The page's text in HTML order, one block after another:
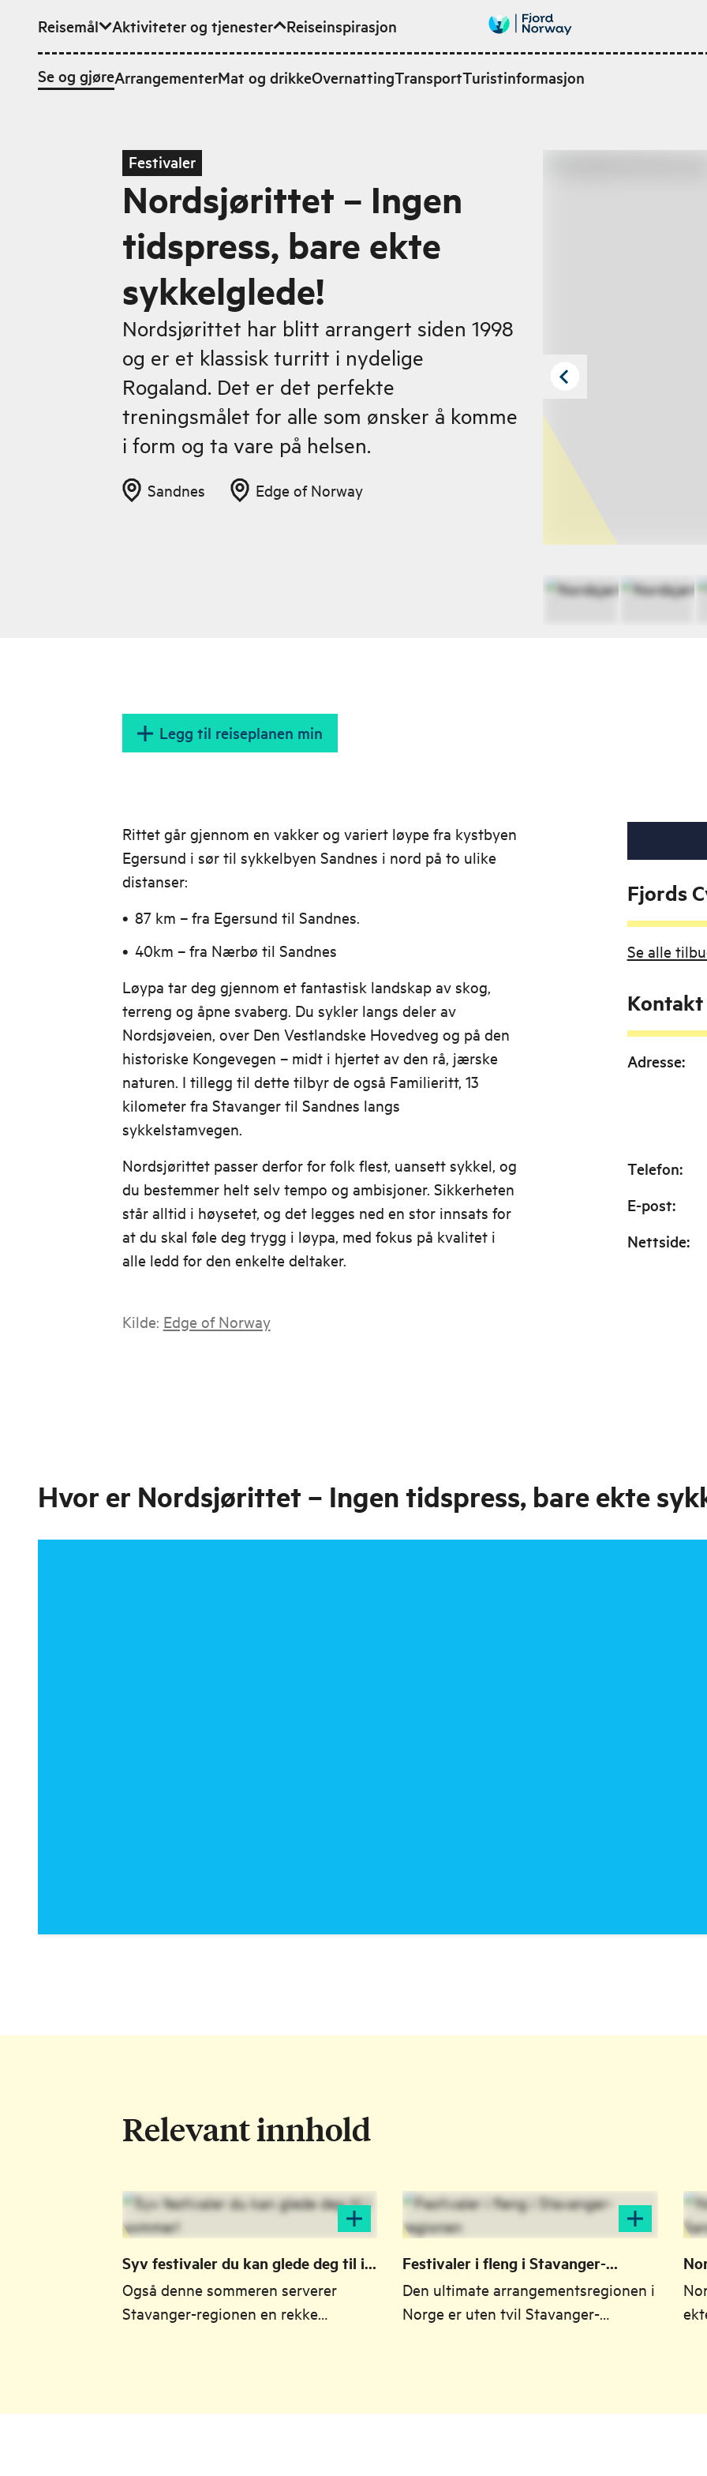
Hopp til hovedinnhold
Reisemål Aktiviteter og tjenester
Se og gjøreArrangementerMat og drikkeOvernattingTransportTuristinformasjon
Reiseinspirasjon
Festivaler
Nordsjørittet – Ingen
tidspress, bare ekte
sykkelglede!
Nordsjørittet har blitt arrangert siden 1998
og er et klassisk turritt i nydelige
Rogaland. Det er det perfekte
treningsmålet for alle som ønsker å komme
i form og ta vare på helsen.
Sandnes Edge of Norway
Legg til reiseplanen min
Rittet går gjennom en vakker og variert løype fra kystbyen
Egersund i sør til sykkelbyen Sandnes i nord på to ulike
distanser:
87 km – fra Egersund til Sandnes.
40km – fra Nærbø til Sandnes
Løypa tar deg gjennom et fantastisk landskap av skog,
terreng og åpne svaberg. Du sykler langs deler av
Nordsjøveien, over Den Vestlandske Hovedveg og på den
historiske Kongevegen – midt i hjertet av den rå, jærske
naturen. I tillegg til dette tilbyr de også Familieritt, 13
kilometer fra Stavanger til Sandnes langs
sykkelstamvegen.
Nordsjørittet passer derfor for folk flest, uansett sykkel, og
du bestemmer helt selv tempo og ambisjoner. Sikkerheten
står alltid i høysetet, og det legges ned en stor innsats for
at du skal føle deg trygg i løypa, med fokus på kvalitet i
alle ledd for den enkelte deltaker.
Kilde: Edge of Norway
Fjords
Se alle
Kontakt
Adresse:
Telefon:
E-post:
Nettside:
Hvor er Nordsjørittet – Ingen tidspress, bare ekte
Relevant innhold
Syv festivaler du kan glede deg til i
sommer!
Også denne sommeren serverer
Stavanger-regionen en rekke
Festivaler i fleng i Stavanger-
regionen
Den ultimate arrangementsregionen i
Norge er uten tvil Stavanger-